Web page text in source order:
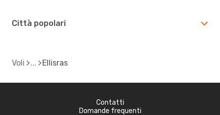
Città popolari
Voli Ellisras
Contatti
Domande frequenti